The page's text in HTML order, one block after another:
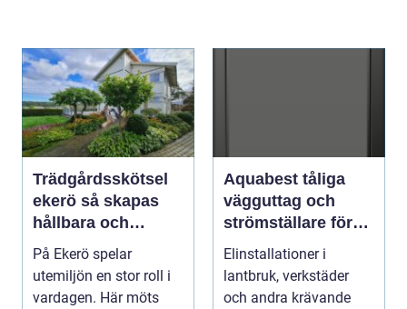
Trädgårdsskötsel
ekerö så skapas
hållbara och
välskötta
utemiljöer
På Ekerö spelar
utemiljön en stor roll i
vardagen. Här möts
Aquabest tåliga
vägguttag och
strömställare för
krävande miljöer
Elinstallationer i
lantbruk, verkstäder
och andra krävande